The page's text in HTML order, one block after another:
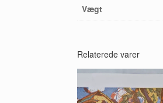
Vægt
Relaterede varer